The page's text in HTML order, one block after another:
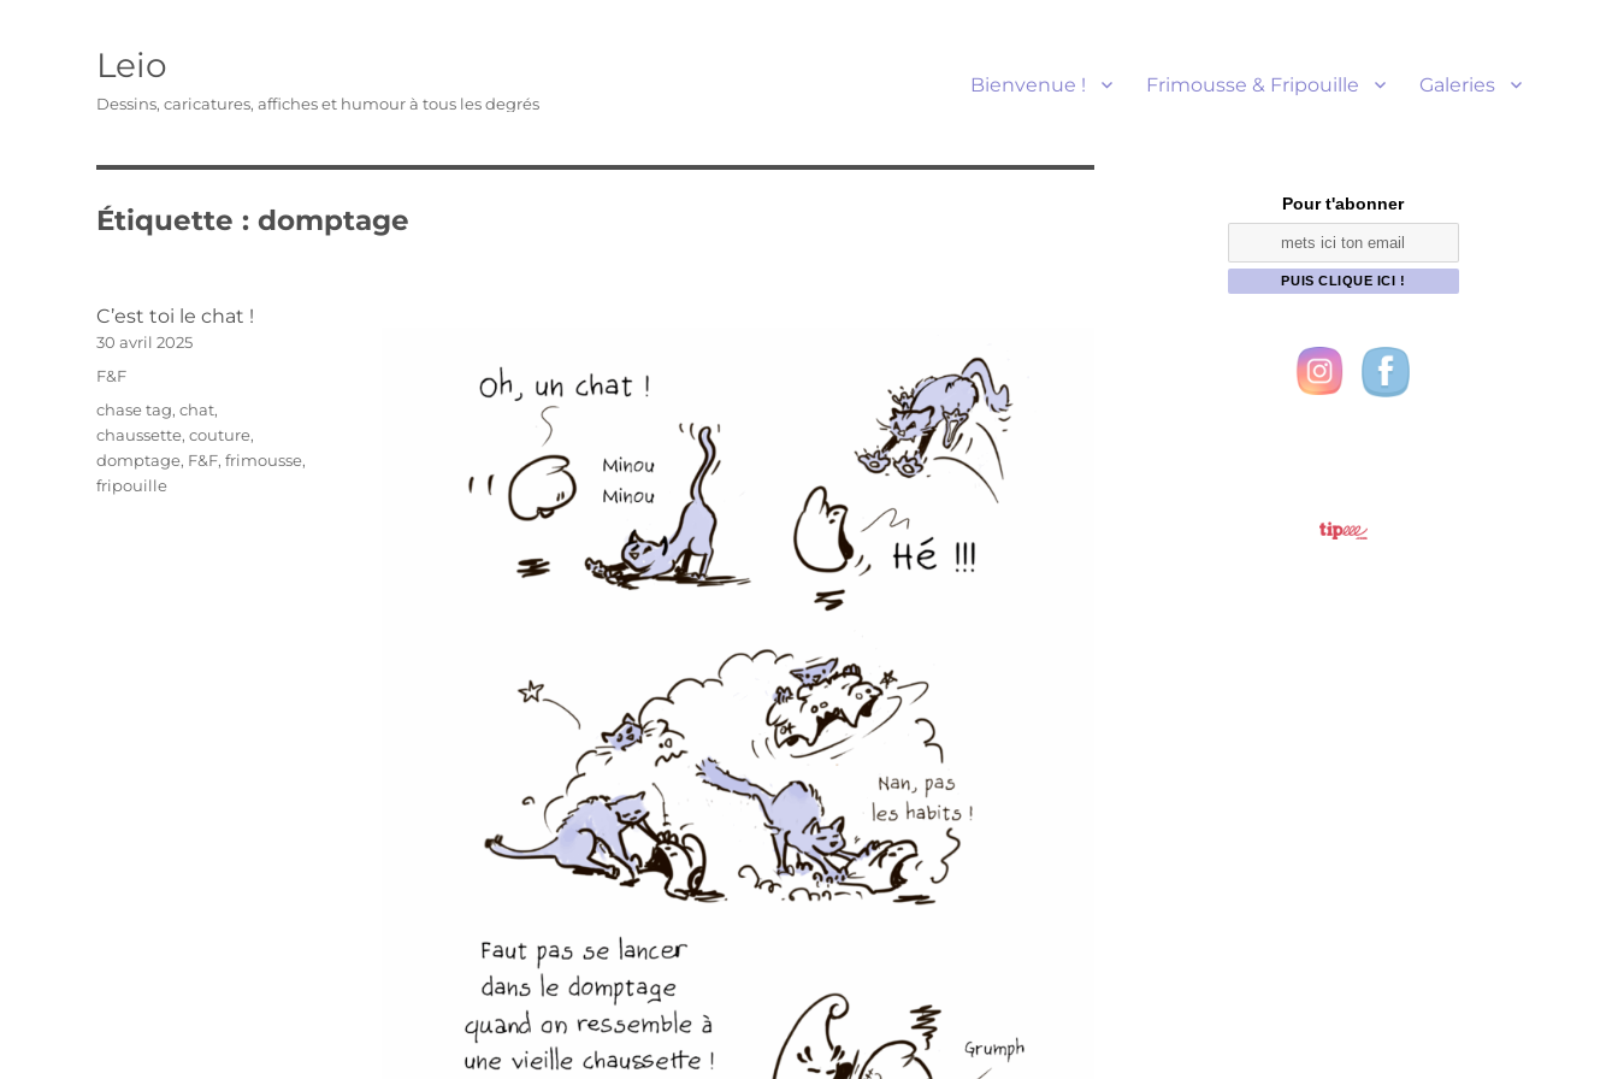
Leio
Dessins, caricatures, affiches et humour à tous les degrés
Bienvenue ! Frimousse & Fripouille Galeries
Étiquette :domptage
C’est toi le chat !
Publié
30 avril 2025
Catégories
F&F
Étiquettes
chase tag,chat,
chaussette,couture,
domptage, F&F,frimousse,
fripouille
Pour t'abonner